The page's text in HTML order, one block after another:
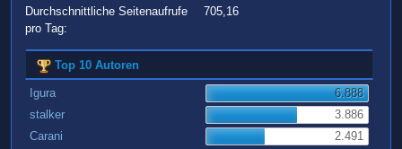
Durchschnittliche Seitenaufrufe
pro Tag:
705,16
Top 10 Autoren
Igura
6.888
stalker
3.886
Carani
2.491